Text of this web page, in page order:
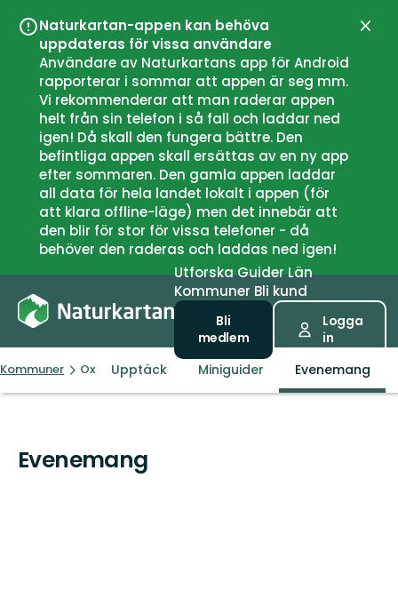
Naturkartan-appen kan behöva
uppdateras för vissa användare
Användare av Naturkartans app för Android
rapporterar i sommar att appen är seg mm.
Vi rekommenderar att man raderar appen
helt från sin telefon i så fall och laddar ned
igen! Då skall den fungera bättre. Den
befintliga appen skall ersättas av en ny app
efter sommaren. Den gamla appen laddar
all data för hela landet lokalt i appen (för
att klara offline-läge) men det innebär att
den blir för stor för vissa telefoner - då
behöver den raderas och laddas ned igen!
UtforskaGuiderLän
Kommuner Bli kund
Bli
medlem
Logga
in
Kommuner Oxelösund
Upptäck Miniguider Evenemang
Evenemang